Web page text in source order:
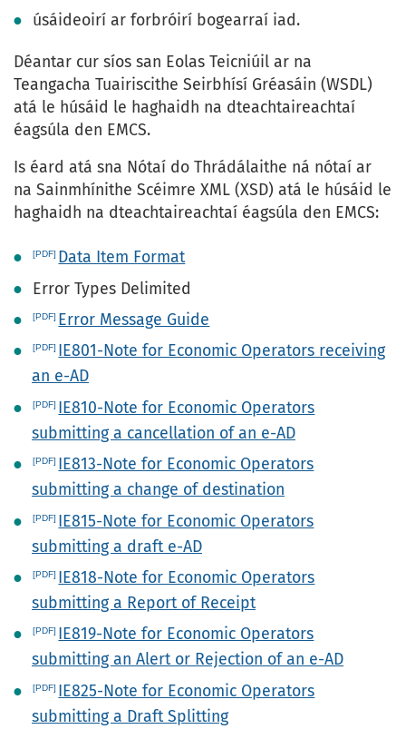
úsáideoirí ar forbróirí bogearraí iad.
Déantar cur síos san Eolas Teicniúil ar na
Teangacha Tuairiscithe Seirbhísí Gréasáin (WSDL)
atá le húsáid le haghaidh na dteachtaireachtaí
éagsúla den EMCS.
Is éard atá sna Nótaí do Thrádálaithe ná nótaí ar
na Sainmhínithe Scéimre XML (XSD) atá le húsáid le
haghaidh na dteachtaireachtaí éagsúla den EMCS:
Data Item Format
Error Types Delimited
Error Message Guide
IE801-Note for Economic Operators receiving
an e-AD
IE810-Note for Economic Operators
submitting a cancellation of an e-AD
IE813-Note for Economic Operators
submitting a change of destination
IE815-Note for Economic Operators
submitting a draft e-AD
IE818-Note for Economic Operators
submitting a Report of Receipt
IE819-Note for Economic Operators
submitting an Alert or Rejection of an e-AD
IE825-Note for Economic Operators
submitting a Draft Splitting